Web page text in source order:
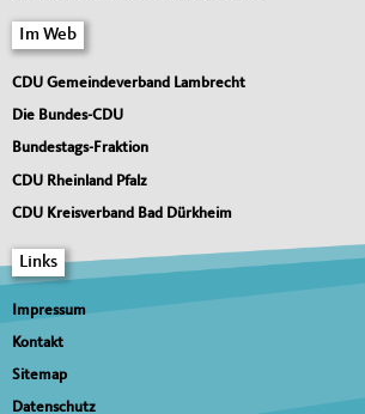
Im Web
CDU Gemeindeverband Lambrecht
Die Bundes-CDU
Bundestags-Fraktion
CDU Rheinland Pfalz
CDU Kreisverband Bad Dürkheim
Links
Impressum
Kontakt
Sitemap
Datenschutz